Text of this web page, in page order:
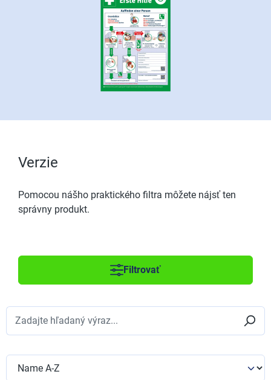
Verzie
Pomocou nášho praktického filtra môžete nájsť ten
správny produkt.
Filtrovať